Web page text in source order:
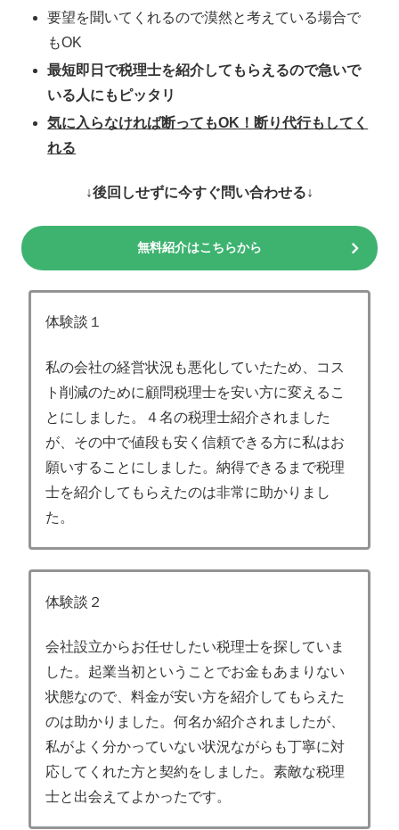
要望を聞いてくれるので漠然と考えている場合で
もOK
最短即日で税理士を紹介してもらえるので急いで
いる人にもピッタリ
気に入らなければ断ってもOK！断り代行もしてく
れる
↓後回しせずに今すぐ問い合わせる↓
無料紹介はこちらから
体験談１
私の会社の経営状況も悪化していたため、コス
ト削減のために顧問税理士を安い方に変えるこ
とにしました。４名の税理士紹介されました
が、その中で値段も安く信頼できる方に私はお
願いすることにしました。納得できるまで税理
士を紹介してもらえたのは非常に助かりまし
た。
体験談２
会社設立からお任せしたい税理士を探していま
した。起業当初ということでお金もあまりない
状態なので、料金が安い方を紹介してもらえた
のは助かりました。何名か紹介されましたが、
私がよく分かっていない状況ながらも丁寧に対
応してくれた方と契約をしました。素敵な税理
士と出会えてよかったです。